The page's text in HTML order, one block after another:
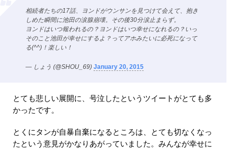
相続者たちの17話、ヨンドがウンサンを見つけて会えて、抱き
しめた瞬間に池田の涙腺崩壊。その後30分涙止まらず。
ヨンドはいつ報われるの？ヨンドはいつ幸せになれるの？いっ
そのこと池田が幸せにするよ？ってアホみたいに必死になって
る(^^)！楽しい！
— しょう (@SHOU_69) January 20, 2015
とても悲しい展開に、号泣したというツイートがとても多
かったです。
とくにタンが自暴自棄になるところは、とても切なくなっ
たという意見がかなりあがっていました。みんなが幸せに